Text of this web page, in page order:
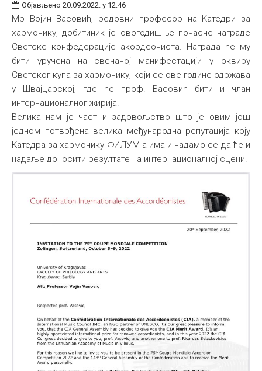
Објављено 20.09.2022. у 12:46
Mр Војин Васовић, редовни професор на Kатедри за
хармонику, добитиник је овогодишње почасне награде
Светске конфедерације акордеониста. Награда ће му
бити уручена на свечаној манифестацији у оквиру
Светског купа за хармонику, који се ове године одржава
у Швајцарској, где ће проф. Васовић бити и члан
интернационалног жирија.
Велика нам је част и задовољство што је овим још
једном потврђена велика међународна репутација коју
Катедра за хармонику ФИЛУМ-а има и надамо се да ће и
надаље доносити резултате на интернационалној сцени.